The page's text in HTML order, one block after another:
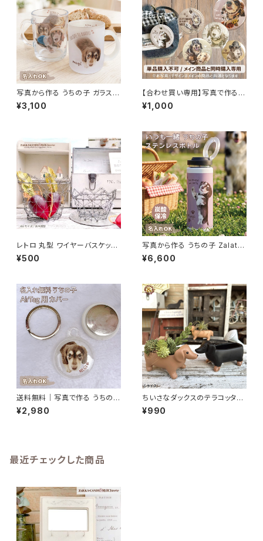
写真から作る うちの子 ガラスマ
グカップ プ 名入れ無料
¥3,100
【合わせ買い専用】写真で作る
うちの子お揃いグッズ｜バッジ・
PUレザーキーホルダー
¥1,000
レトロ 丸型 ワイヤーバスケット
M
¥500
写真から作る うちの子 Zalatto
炭酸サーモボトル 名入れ無料
送料無料
¥6,600
送料無料｜写真で作る うちの子
AirTag対応カバー 名入れ 写真
入り
¥2,980
ちいさなダックスのテラコッタポ
ット｜ S・Mサイズ
¥990
最近チェックした商品